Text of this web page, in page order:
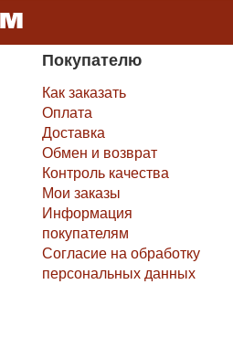
и 26 производственных линий.
составляет около 14 млн
автоматизации производства.
на основе современных
сырья и сохраняет
безопасность, обеспечивая при
расположены в тех регионах, где
Это позволяет
транспортировку продукции из
в пределах 150 км от
сегментов в пределах 250
Покупателю
Как заказать
Оплата
Доставка
Обмен и возврат
Контроль качества
Мои заказы
Информация
покупателям
Согласие на обработку
персональных данных